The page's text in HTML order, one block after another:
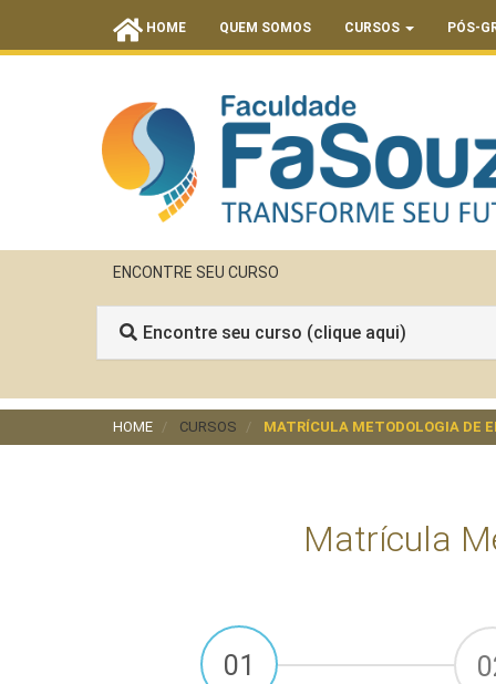
HOME QUEM SOMOS CURSOS PÓS-
ENCONTRE SEU CURSO
Encontre seu curso (clique aqui)
HOME CURSOS MATRÍCULA METODOLOGIA DE
Matrícula
01